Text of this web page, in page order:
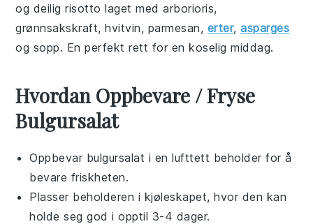
og deiligrisotto laget medarborioris,
grønnsakskraft,hvitvin, parmesan, erter,asparges
og sopp. En perfekt rett for en koselig middag.
Hvordan Oppbevare / Fryse
Bulgursalat
Oppbevar bulgursalat i en lufttett beholder for å
bevare friskheten.
Plasser beholderen i kjøleskapet, hvor den kan
holde seg god i opptil 3-4 dager.